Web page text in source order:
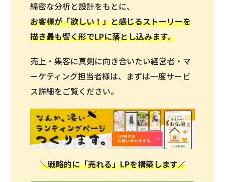
綿密な分析と設計をもとに、
お客様が「欲しい！」と感じるストーリーを
描き最も響く形でLPに落とし込みます。
売上・集客に真剣に向き合いたい経営者・マ
ーケティング担当者様は、まずは一度サービ
ス詳細をご覧ください。
＼戦略的に「売れる」LPを構築します／